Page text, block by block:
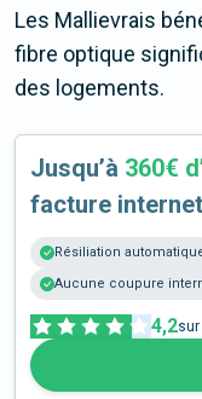
Les Mallievrais
fibre optique
des logements.
Jusqu’à 360€
facture
Résiliation
Aucune coupure
4,2sur